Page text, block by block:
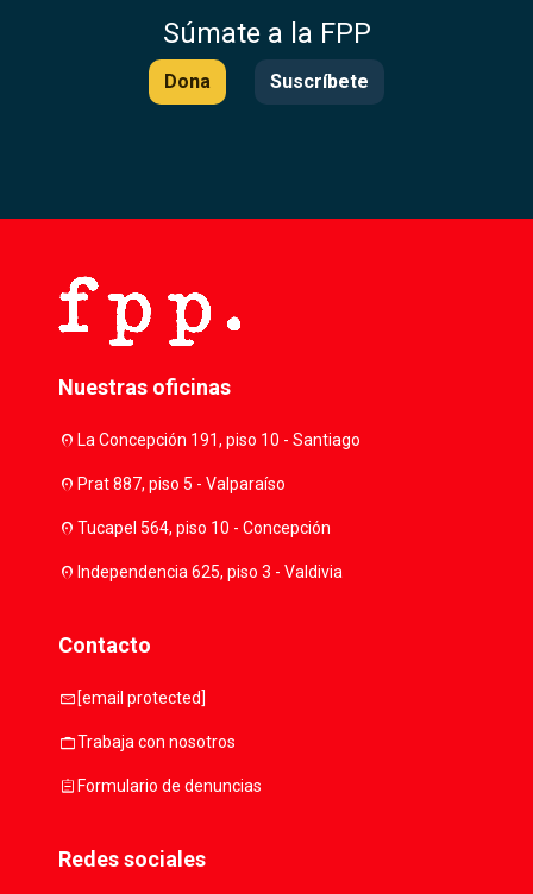
Súmate a la FPP
Dona Suscríbete
Nuestras oficinas
location_onLa Concepción 191, piso 10 - Santiago
location_onPrat 887, piso 5 - Valparaíso
location_onTucapel 564, piso 10 - Concepción
location_onIndependencia 625, piso 3 - Valdivia
Contacto
mail [email protected]
workTrabaja con nosotros
assignmentFormulario de denuncias
Redes sociales